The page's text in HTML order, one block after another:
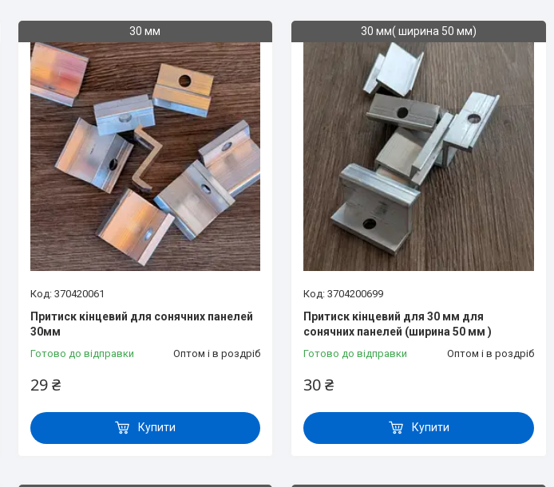
30 мм
370420061
Притиск кінцевий для сонячних панелей
30мм
Готово до відправки Оптом і в роздріб
29 ₴
Купити
30 мм( ширина 50 мм)
3704200699
Притиск кінцевий для 30 мм для
сонячних панелей (ширина 50 мм )
Готово до відправки Оптом і в роздріб
30 ₴
Купити